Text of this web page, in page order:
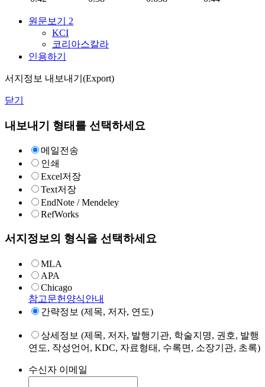
원문보기 2
KCI
코리아스칼라
인용하기
서지정보 내보내기(Export)
닫기
내보내기 형태를 선택하세요
메일전송
인쇄
Excel저장
Text저장
EndNote / Mendeley
RefWorks
서지정보의 형식을 선택하세요
MLA
APA
Chicago
참고문헌양식안내
간략정보 (제목, 저자, 연도)
상세정보 (제목, 저자, 발행기관, 학술지명, 권호, 발행
연도, 작성언어, KDC, 자료형태, 수록면, 소장기관, 초록)
수신자 이메일